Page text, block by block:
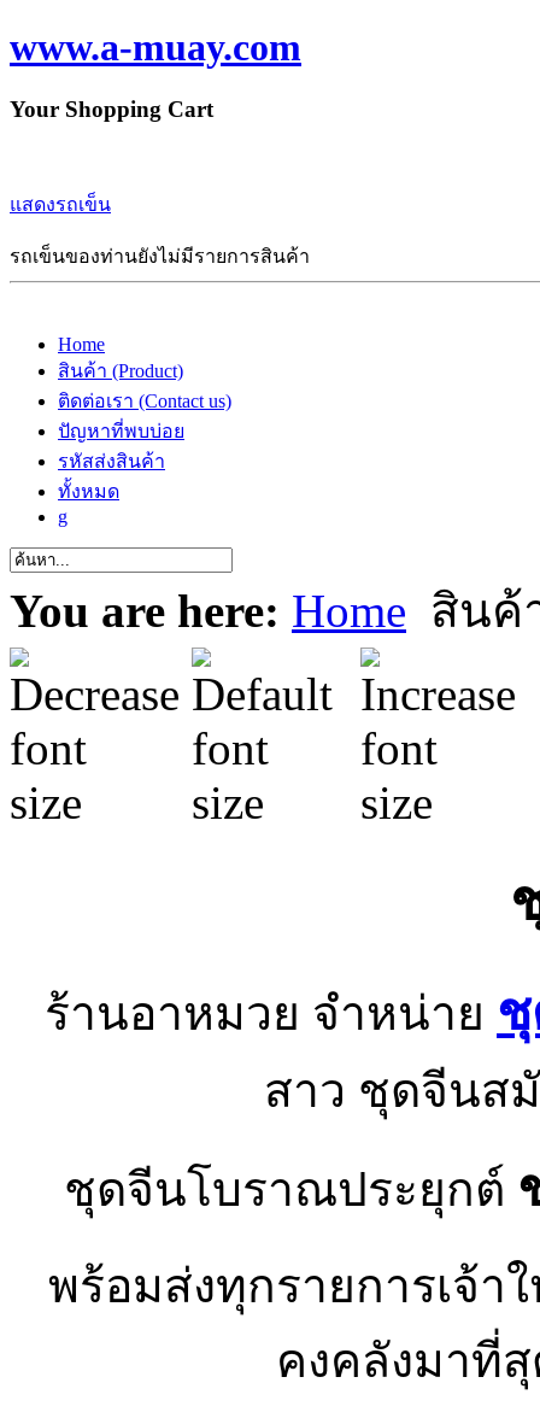
www.a-muay.com
Your Shopping Cart
แสดงรถเข็น
รถเข็นของท่านยังไม่มีรายการสินค้า
Home
สินค้า (Product)
ติดต่อเรา (Contact us)
ปัญหาที่พบบ่อย
รหัสส่งสินค้า
ทั้งหมด
g
You are here: Home สินค้
ร้านอาหมวย จำหน่าย
สาว ชุดจีนส
ชุดจีนโบราณประยุกต์
พร้อมส่งทุกรายการเจ้
คงคลังมาที่